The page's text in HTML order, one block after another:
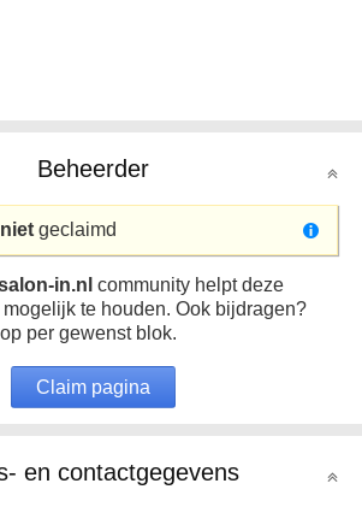
Beheerder
niet geclaimd
in.nl community helpt deze
te houden. Ook bijdragen?
per gewenst blok.
Claim pagina
en contactgegevens